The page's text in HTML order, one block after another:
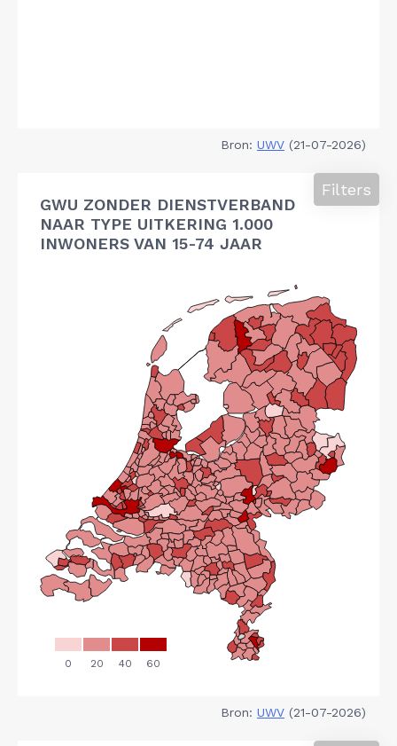
Bron: UWV (21-07-2026)
GWU ZONDER DIENSTVERBAND
NAAR TYPE UITKERING 1.000
INWONERS VAN 15-74 JAAR
Filters
Bron: UWV (21-07-2026)